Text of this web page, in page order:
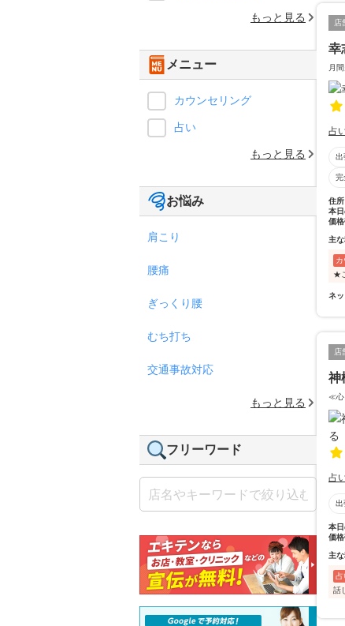
店
幸
月
占
出
完
住所
本
価
主
★
ネ
店
神
≪心
占
出
本
価
主
占
話
もっと見る
メニュー
カウンセリング
占い
もっと見る
お悩み
肩こり
腰痛
ぎっくり腰
むち打ち
交通事故対応
もっと見る
フリーワード